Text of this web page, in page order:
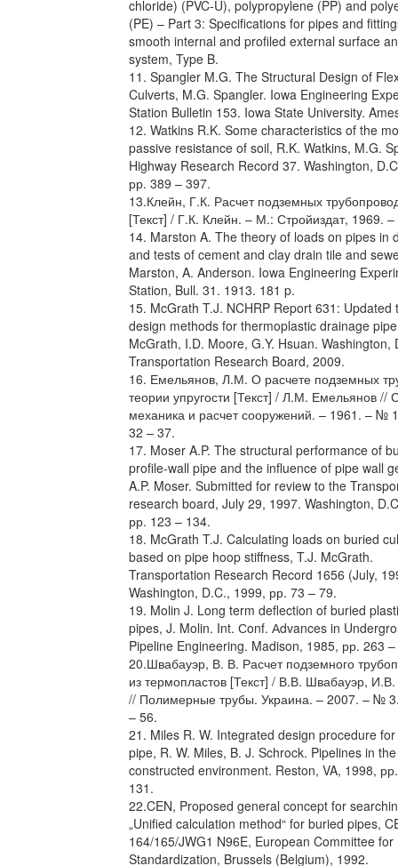
chloride) (PVC-U), polypropylene (PP) and
(PE) – Part 3: Specifications for pipes and
smooth internal and profiled external surface
system, Type B.
11. Spangler M.G. The Structural Design of
Culverts, M.G. Spangler. Iowa Engineering
Station Bulletin 153. Iowa State University.
12. Watkins R.K. Some characteristics of the
passive resistance of soil, R.K. Watkins, M.G.
Highway Research Record 37. Washington,
рр. 389 – 397.
13.Клейн, Г.К. Расчет подземных
[Текст] / Г.К. Клейн. – М.: Стройиздат, 1969. –
14. Marston A. The theory of loads on pipes in
and tests of cement and clay drain tile and
Marston, A. Anderson. Iowa Engineering
Station, Bull. 31. 1913. 181 p.
15. McGrath T.J. NCHRP Report 631: Updated
design methods for thermoplastic drainage
McGrath, I.D. Moore, G.Y. Hsuan. Washington,
Transportation Research Board, 2009.
16. Емельянов, Л.М. О расчете подземных
теории упругости [Текст] / Л.М. Емельянов //
механика и расчет сооружений. – 1961. – №
32 – 37.
17. Moser A.P. The structural performance of
profile-wall pipe and the influence of pipe wall
A.P. Moser. Submitted for review to the
research board, July 29, 1997. Washington,
рр. 123 – 134.
18. McGrath T.J. Calculating loads on buried
based on pipe hoop stiffness, T.J. McGrath.
Transportation Research Record 1656 (July,
Washington, D.C., 1999, рр. 73 – 79.
19. Molin J. Long term deflection of buried
pipes, J. Molin. Int. Сonf. Аdvances in
Pipeline Engineering. Madison, 1985, рр. 263
20.Швабауэр, В. В. Расчет подземного
из термопластов [Текст] / В.В. Швабауэр, И.В.
// Полимерные трубы. Украина. – 2007. – №
– 56.
21. Miles R. W. Integrated design procedure
pipe, R. W. Miles, B. J. Schrock. Pipelines in the
constructed environment. Reston, VA, 1998,
131.
22.CEN, Proposed general concept for
„Unified calculation method“ for buried pipes,
164/165/JWG1 N96E, European Committee for
Standardization, Brussels (Belgium), 1992.